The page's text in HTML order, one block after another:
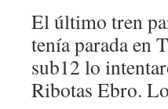
El último tren
tenía parada en
sub12 lo
Ribotas Ebro.